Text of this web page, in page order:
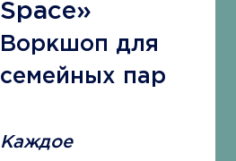
Space»
Воркшоп для
семейных пар
Каждое